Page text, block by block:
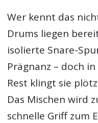
Wer kennt das
Drums liegen
isolierte Snare-
Prägnanz – doch
Rest klingt sie
Das Mischen wird
schnelle Griff zum